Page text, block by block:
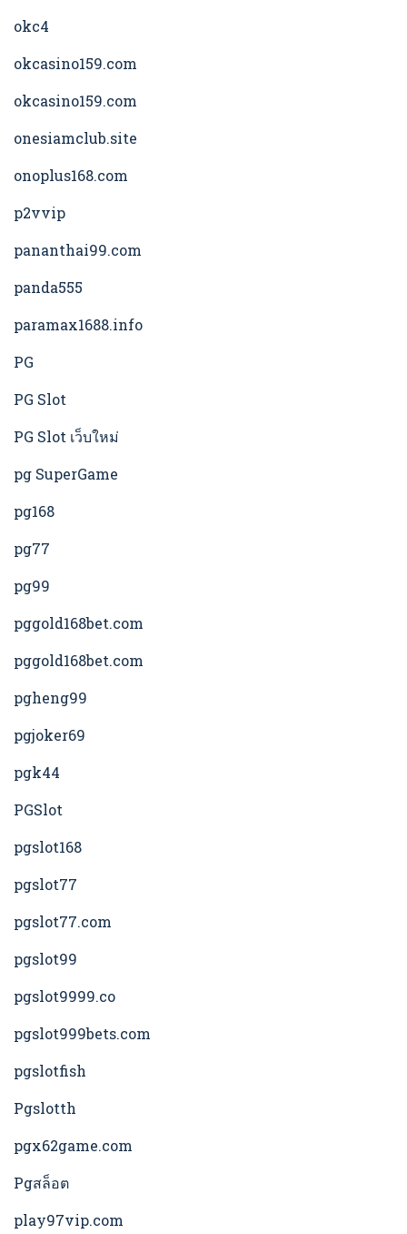
okc4
okcasino159.com
okcasino159.com
onesiamclub.site
onoplus168.com
p2vvip
pananthai99.com
panda555
paramax1688.info
PG
PG Slot
PG Slot เว็บใหม่
pg SuperGame
pg168
pg77
pg99
pggold168bet.com
pggold168bet.com
pgheng99
pgjoker69
pgk44
PGSlot
pgslot168
pgslot77
pgslot77.com
pgslot99
pgslot9999.co
pgslot999bets.com
pgslotfish
Pgslotth
pgx62game.com
Pgสล็อต
play97vip.com